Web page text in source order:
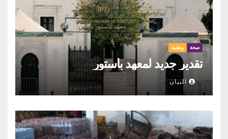
صحة وطنية
تقدير جديد لمعهد باستور
البيان